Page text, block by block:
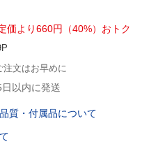
価より660円（40%）おトク
注文はお早めに
以内に発送
質・付属品について